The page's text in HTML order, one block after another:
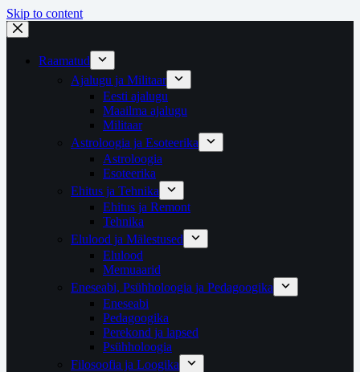
Skip to content
Raamatud
Ajalugu ja Militaar
Eesti ajalugu
Maailma ajalugu
Militaar
Astroloogia ja Esoteerika
Astroloogia
Esoteerika
Ehitus ja Tehnika
Ehitus ja Remont
Tehnika
Elulood ja Mälestused
Elulood
Memuaarid
Eneseabi, Psühholoogia ja Pedagoogika
Eneseabi
Pedagoogika
Perekond ja lapsed
Psühholoogia
Filosoofia ja Loogika